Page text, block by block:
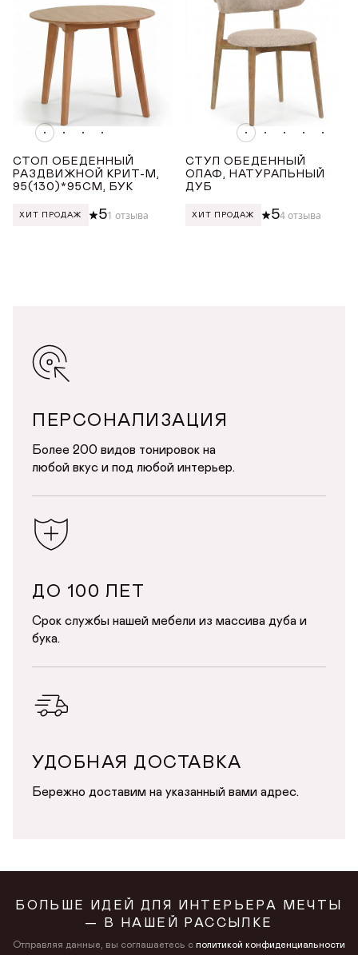
СТОЛ ОБЕДЕННЫЙ
РАЗДВИЖНОЙ КРИТ-М,
95(130)*95СМ, БУК
ХИТ ПРОДАЖ 51 отзыва
СТУЛ ОБЕДЕННЫЙ
ОЛАФ, НАТУРАЛЬНЫЙ
ДУБ
ХИТ ПРОДАЖ 54 отзыва
ПЕРСОНАЛИЗАЦИЯ
Более 200 видов тонировок на
любой вкус и под любой интерьер.
ДО 100 ЛЕТ
Срок службы нашей мебели из массива дуба и
бука.
УДОБНАЯ ДОСТАВКА
Бережно доставим на указанный вами адрес.
БОЛЬШЕ ИДЕЙ ДЛЯ ИНТЕРЬЕРА МЕЧТЫ
— В НАШЕЙ РАССЫЛКЕ
Отправляя данные, вы соглашаетесь с политикой конфиденциальности